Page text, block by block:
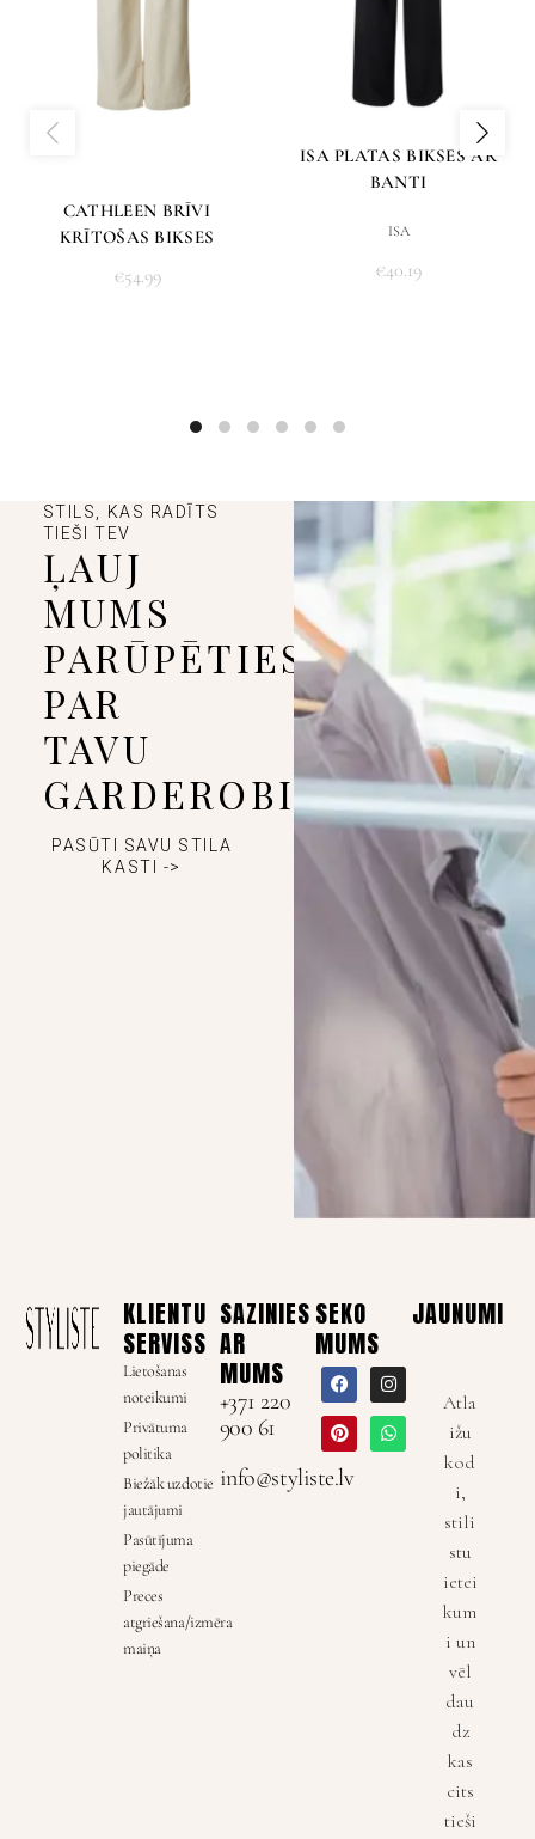
CATHLEEN BRĪVI
KRĪTOŠAS BIKSES
€54.99
ISA PLATAS BIKSES AR
BANTI
ISA
€40.19
STILS, KAS RADĪTS
TIEŠI TEV
ĻAUJ
MUMS
PARŪPĒTIES
PAR
TAVU
GARDEROBI
PASŪTI SAVU STILA
KASTI ->
KLIENTU
SERVISS
Lietošanas
noteikumi
Privātuma
politika
Biežāk uzdotie
jautājumi
Pasūtījuma
piegāde
Preces
atgriešana/izmēra
maiņa
SAZINIES
AR
MUMS
+371 220
900 61
info@styliste.lv
SEKO
MUMS
JAUNUMI
Atla
ižu
kod
i,
stili
stu
ietei
kum
i un
vēl
dau
dz
kas
cits
tieši